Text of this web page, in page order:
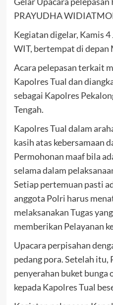
PRAYUDHA
Kegiatan digelar, Kamis
WIT, bertempat di depan
Acara pelepasan terkait
Kapolres Tual dan
sebagai Kapolres
Tengah.
Kapolres Tual dalam
kasih atas kebersamaan
Permohonan maaf bila
selama dalam
Setiap pertemuan pasti
anggota Polri harus
melaksanakan Tugas
memberikan Pelayanan
Upacara perpisahan
pedang pora. Setelah itu,
penyerahan buket bunga
kepada Kapolres Tual